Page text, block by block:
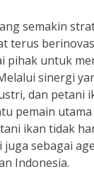
semakin
terus
pihak untuk
sinergi
dan petani
pemain
ikan tidak
sebagai
Indonesia.